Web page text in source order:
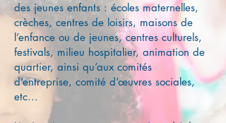
des jeunes enfants : écoles maternelles,
crèches, centres de loisirs, maisons de
l’enfance ou de jeunes, centres culturels,
festivals, milieu hospitalier, animation de
quartier, ainsi qu’aux comités
d’entreprise, comité d’œuvres sociales,
etc...